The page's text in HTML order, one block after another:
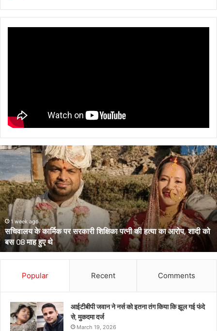
सचिवालय
के
कार्मिक
पर
सरकारी
शिक्षिका
पत्नी
की
हत्या
का
आरोप,
शादी
08
1 week ago
सचिवालय के कार्मिक पर सरकारी शिक्षिका पत्नी की हत्या का आरोप, शादी को
बस 08 माह हुए थे
Popular Recent Comments
आईटीबीपी जवान ने नर्स को इतना तंग किया कि झूल गई फंदे
से, मुकदमा दर्ज
March 19, 2026